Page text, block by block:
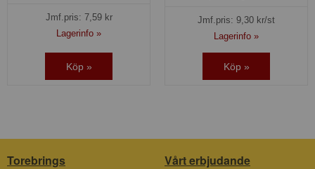
Jmf.pris: 7,59kr
Lagerinfo »
Köp »
Jmf.pris: 9,30 kr/st
Lagerinfo »
Köp »
Torebrings Vårt erbjudande